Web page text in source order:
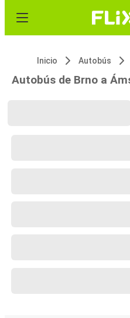
Inicio Autobús
Autobús de Brno a